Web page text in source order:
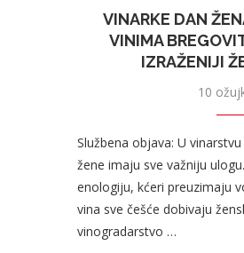
VINARKE DAN
VINIMA
IZRAŽENIJI
10
Službena objava: U
žene imaju sve važniju
enologiju, kćeri preuzimaju
vina sve češće dobivaju
vinogradarstvo …